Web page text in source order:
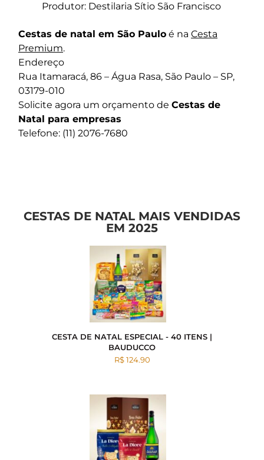
Produtor: Destilaria Sítio São Francisco
Cestas de natal em São Paulo é na Cesta
Premium.
Endereço
Rua Itamaracá, 86 – Água Rasa, São Paulo – SP,
03179-010
Solicite agora um orçamento de Cestas de
Natal para empresas
Telefone: (11) 2076-7680
CESTAS DE NATAL MAIS VENDIDAS
EM 2025
CESTA DE NATAL ESPECIAL - 40 ITENS |
BAUDUCCO
R$ 124.90